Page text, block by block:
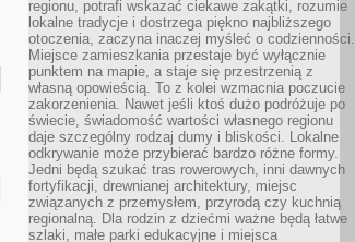
regionu, potrafi wskazać ciekawe zakątki, rozumie
lokalne tradycje i dostrzega piękno najbliższego
otoczenia, zaczyna inaczej myśleć o codzienności.
Miejsce zamieszkania przestaje być wyłącznie
punktem na mapie, a staje się przestrzenią z
własną opowieścią. To z kolei wzmacnia poczucie
zakorzenienia. Nawet jeśli ktoś dużo podróżuje po
świecie, świadomość wartości własnego regionu
daje szczególny rodzaj dumy i bliskości. Lokalne
odkrywanie może przybierać bardzo różne formy.
Jedni będą szukać tras rowerowych, inni dawnych
fortyfikacji, drewnianej architektury, miejsc
związanych z przemysłem, przyrodą czy kuchnią
regionalną. Dla rodzin z dziećmi ważne będą łatwe
szlaki, małe parki edukacyjne i miejsca